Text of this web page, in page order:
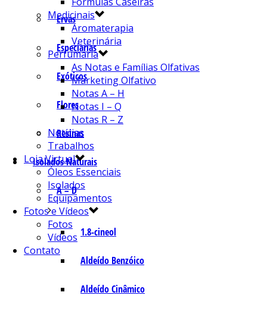
Ervas
Especiarias
Exóticos
Flores
Resinas
Isolados Naturais
A – D
1.8-cineol
Aldeído Benzóico
Aldeído Cinâmico
Medicinais
Aromaterapia
Veterinária
Perfumaria
As Notas e Famílias Olfativas
Marketing Olfativo
Notas A – H
Notas I – Q
Notas R – Z
Notícias
Trabalhos
Loja Virtual
Óleos Essenciais
Isolados
Equipamentos
Fotos e Vídeos
Fotos
Vídeos
Contato